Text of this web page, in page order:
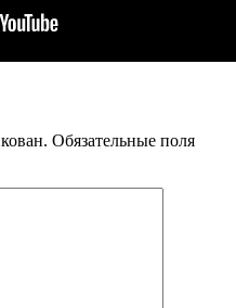
Обязательные поля